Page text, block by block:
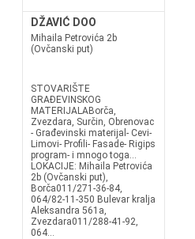
DŽAVIĆ DOO
Mihaila Petrovića 2b
(Ovčanski put)
STOVARIŠTE
GRAĐEVINSKOG
MATERIJALABorča,
Zvezdara, Surčin, Obrenovac
- Građevinski materijal- Cevi-
Limovi- Profili- Fasade- Rigips
program- i mnogo toga...
LOKACIJE: Mihaila Petrovića
2b (Ovčanski put),
Borča011/271-36-84,
064/82-11-350 Bulevar kralja
Aleksandra 561a,
Zvezdara011/288-41-92,
064...